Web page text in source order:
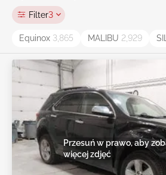
Filter3
Equinox 3,865 MALIBU 2,929
Przesuń w prawo, aby
więcej zdjęć